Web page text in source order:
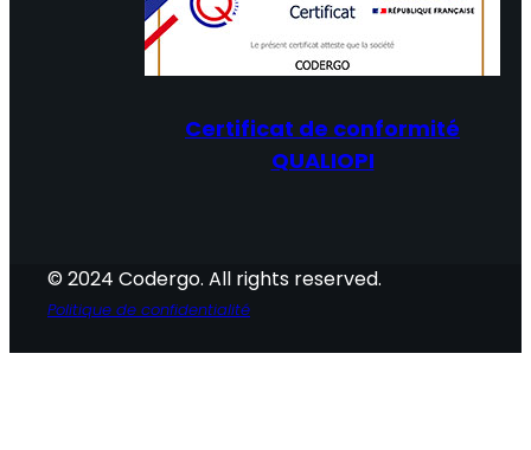
Certificat de conformité
QUALIOPI
© 2024 Codergo. All rights reserved.
Politique de confidentialité